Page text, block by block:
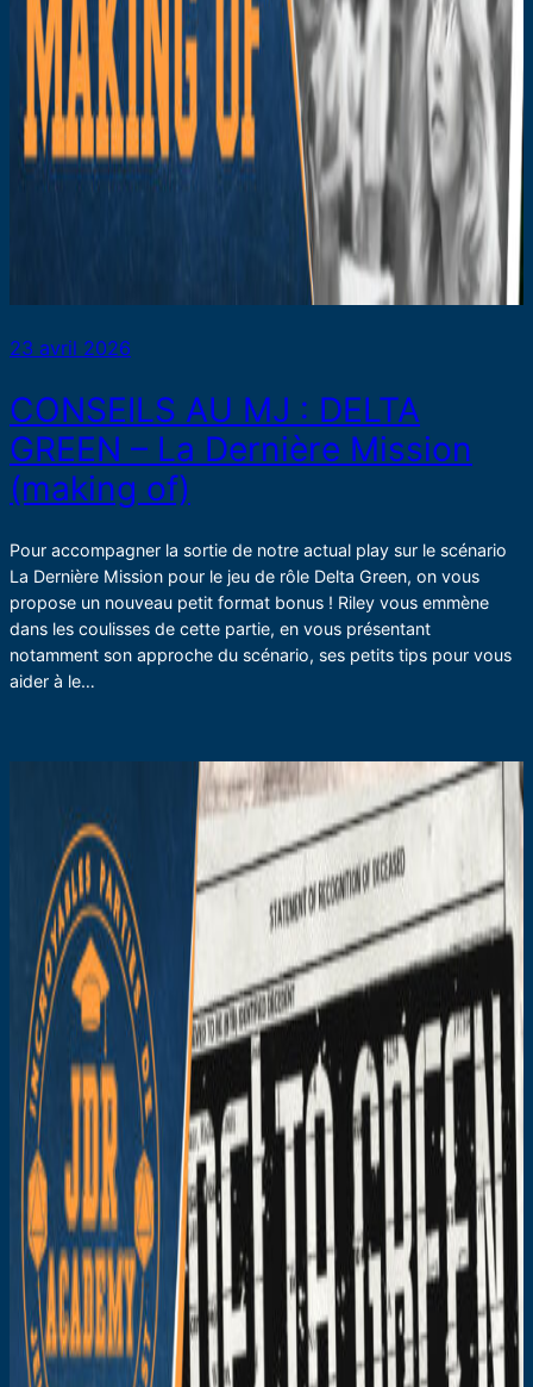
23 avril 2026
CONSEILS AU MJ : DELTA
GREEN – La Dernière Mission
(making of)
Pour accompagner la sortie de notre actual play sur le scénario
La Dernière Mission pour le jeu de rôle Delta Green, on vous
propose un nouveau petit format bonus ! Riley vous emmène
dans les coulisses de cette partie, en vous présentant
notamment son approche du scénario, ses petits tips pour vous
aider à le…